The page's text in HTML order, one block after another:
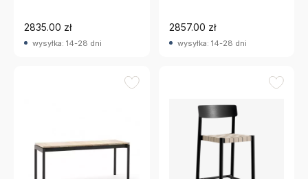
2835.00 zł
wysyłka: 14-28 dni
2857.00 zł
wysyłka: 14-28 dni